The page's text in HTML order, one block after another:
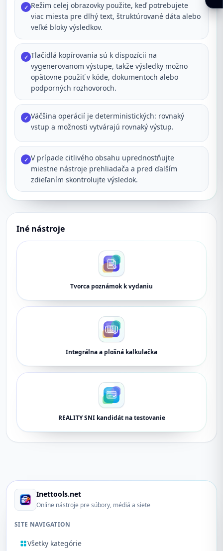
✓ Režim celej obrazovky použite, keď potrebujete
viac miesta pre dlhý text, štruktúrované dáta alebo
veľké bloky výsledkov.
✓ Tlačidlá kopírovania sú k dispozícii na
vygenerovanom výstupe, takže výsledky možno
opätovne použiť v kóde, dokumentoch alebo
podporných rozhovoroch.
✓ Väčšina operácií je deterministických: rovnaký
vstup a možnosti vytvárajú rovnaký výstup.
✓ V prípade citlivého obsahu uprednostňujte
miestne nástroje prehliadača a pred ďalším
zdieľaním skontrolujte výsledok.
Iné nástroje
Tvorca poznámok k vydaniu
Integrálna a plošná kalkulačka
REALITY SNI kandidát na testovanie
Inettools.net
Online nástroje pre súbory, médiá a siete
SITE NAVIGATION
Všetky kategórie